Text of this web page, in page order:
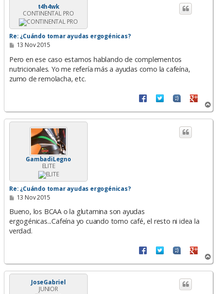
t4h4wk
CONTINENTAL PRO
Re: ¿Cuándo tomar ayudas ergogénicas?
M
n
a
j
13 Nov 2015
Pero en ese caso estamos hablando de complementos
nutricionales. Yo me refería más a ayudas como la cafeína,
zumo de remolacha, etc.
r
r
GambadiLegno
ELITE
Re: ¿Cuándo tomar ayudas ergogénicas?
M
n
a
j
13 Nov 2015
Bueno, los BCAA o la glutamina son ayudas
ergogénicas...Cafeína yo cuando tomo café, el resto ni idea la
verdad.
r
r
JoseGabriel
JUNIOR